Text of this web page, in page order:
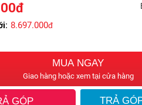
đ
8.697.000đ
MUA NGAY
Giao hàng hoặc xem tại cửa hàng
GÓP TRẢ